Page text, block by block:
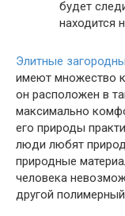
будет
находится
Элитные
имеют множество
он расположен в
максимально
его природы
люди любят
природные
человека
другой